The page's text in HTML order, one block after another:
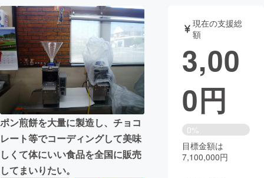
アート・写真
テクノロジー・ガジェット ゲーム・サ
映像・映画
ビジネス・起業 チャレンジ
まちづくり・地域活性化
ポン煎餅を大量に製造し、チョコ
レート等でコーディングして美味
しくて体にいい食品を全国に販売
してまいりたい。
現在の支援総
額
3,00
0円
0%
目標金額は
7,100,000円